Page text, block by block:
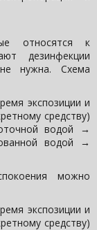
относятся к
дезинфекции
нужна. Схема
экспозиции и
средству)
водой →
водой →
можно
экспозиции и
средству)